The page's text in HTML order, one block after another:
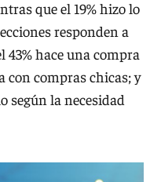
que el 19% hizo lo
responden a
43% hace una compra
con compras chicas; y
según la necesidad